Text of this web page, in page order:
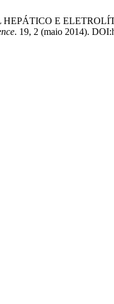
HEPÁTICO E
. 19, 2 (maio 2014).